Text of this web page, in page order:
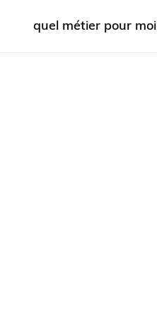
quel métier pour moi